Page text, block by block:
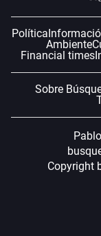
Política
Ambiente
Financial times
Sobre
Copyright